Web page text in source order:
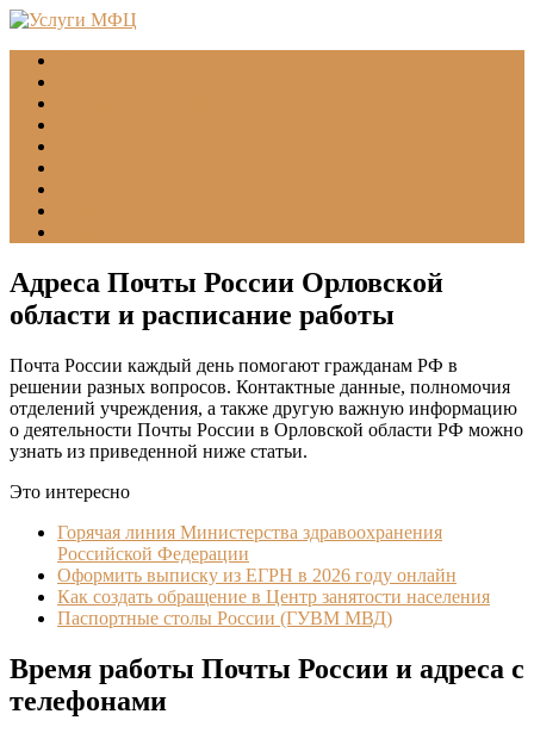
Адреса Почты России Орловской
области и расписание работы
Почта России каждый день помогают гражданам РФ в
решении разных вопросов. Контактные данные, полномочия
отделений учреждения, а также другую важную информацию
о деятельности Почты России в Орловской области РФ можно
узнать из приведенной ниже статьи.
Это интересно
Горячая линия Министерства здравоохранения
Российской Федерации
Оформить выписку из ЕГРН в 2026 году онлайн
Как создать обращение в Центр занятости населения
Паспортные столы России (ГУВМ МВД)
Время работы Почты России и адреса с
телефонами